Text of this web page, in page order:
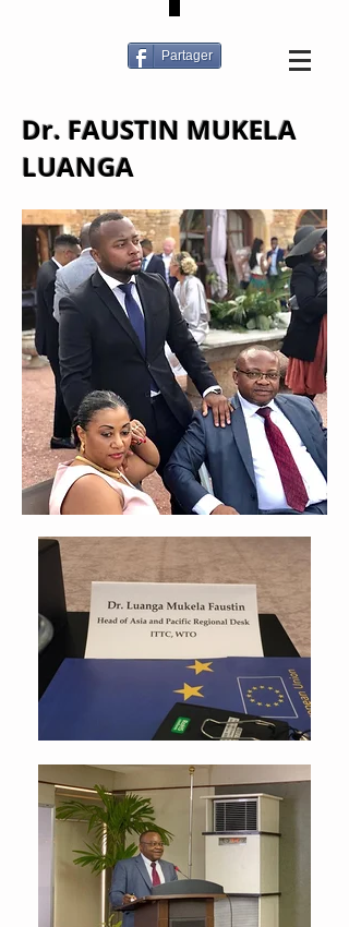
Dr. FAUSTIN MUKELA
LUANGA
Partager